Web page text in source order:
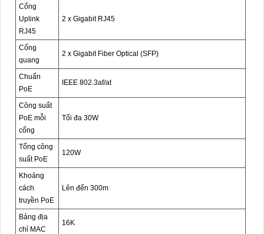
Cổng
Uplink
RJ45
2 x Gigabit RJ45
Cổng
quang
2 x Gigabit Fiber Optical (SFP)
Chuẩn
PoE
IEEE 802.3af/at
Công suất
PoE mỗi
cổng
Tối đa 30W
Tổng công
suất PoE
120W
Khoảng
cách
truyền PoE
Lên đến 300m
Bảng địa
chỉ MAC
16K